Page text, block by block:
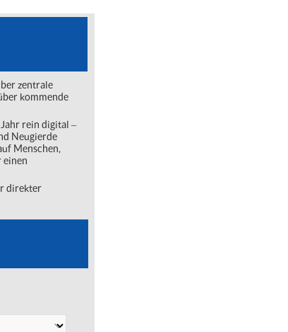
zentrale
kommende
rein digital ‒
Neugierde
Menschen,
einen
direkter